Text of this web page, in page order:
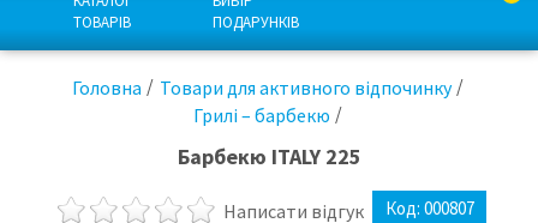
ТОВАРІВ
ПОДАРУНКІВ
Головна
Товари для активного відпочинку
Грилі – барбекю
Барбекю ITALY 225
Написати відгук Код: 000807